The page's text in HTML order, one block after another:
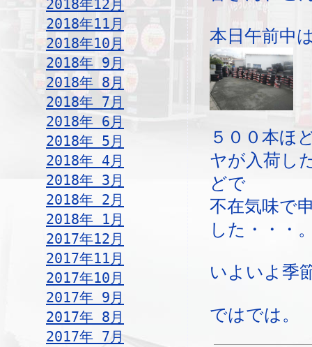
2018年12月
2018年11月
2018年10月
2018年 9月
2018年 8月
2018年 7月
2018年 6月
2018年 5月
2018年 4月
2018年 3月
2018年 2月
2018年 1月
2017年12月
2017年11月
2017年10月
2017年 9月
2017年 8月
2017年 7月
本日午前中
５００本ほ
ヤが入荷し
どで
不在気味で
した・・・
いよいよ季
ではでは。